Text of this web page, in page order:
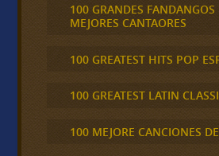
100 GRANDES FANDANGOS
MEJORES CANTAORES
100 GREATEST HITS POP
100 GREATEST LATIN
100 MEJORE CANCIONES